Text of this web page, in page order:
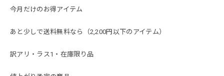
今月だけのお得アイテム
あと少しで送料無料なら（2,200円以下のアイテム）
訳アリ・ラス1・在庫限り品